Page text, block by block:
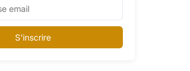
S'inscrire